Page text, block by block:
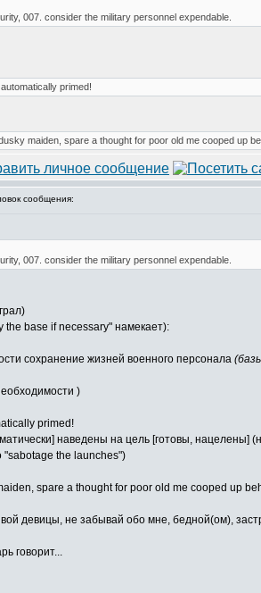
007. consider the military personnel expendable.
primed!
maiden, spare a thought for poor old me cooped up
сообщения:
007. consider the military personnel expendable.
base if necessary" намекает):
сохранение жизней военного персонала
)
primed!
наведены на цель [готовы, нацелены]
the launches")
spare a thought for poor old me cooped up
девицы, не забывай обо мне, бедной(ом),
говорит...